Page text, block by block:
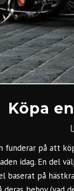
Köpa
funderar på att
idag. En del
baserat på